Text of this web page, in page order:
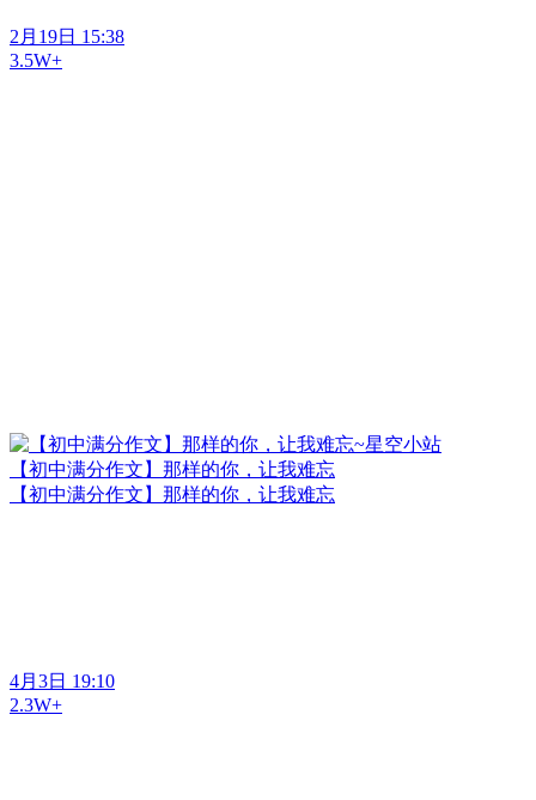
2月19日 15:38
3.5W+
【初中满分作文】那样的你，让我难忘
【初中满分作文】那样的你，让我难忘
4月3日 19:10
2.3W+